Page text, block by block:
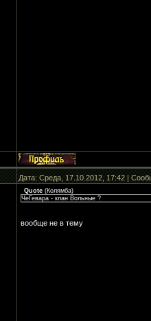
Дата: Среда, 17.10.2012, 17:42 |
Quote (Колямба)
ЧеГевара - клан Вольные ?
вообще не в тему